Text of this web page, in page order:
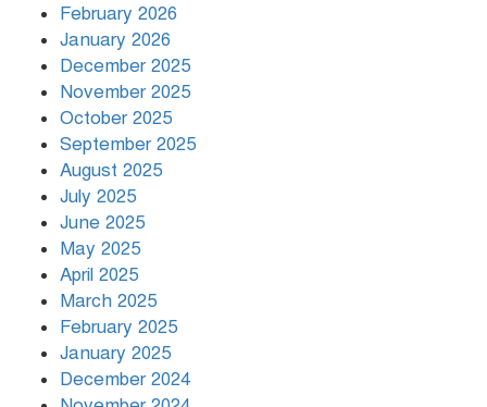
বৃষ্টি থামার নাম নেই, পথে পথে
February 2026
January 2026
December 2025
November 2025
October 2025
September 2025
August 2025
July 2025
June 2025
May 2025
April 2025
March 2025
February 2025
January 2025
December 2024